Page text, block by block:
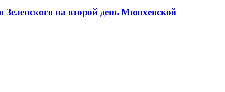
на второй день Мюнхенской